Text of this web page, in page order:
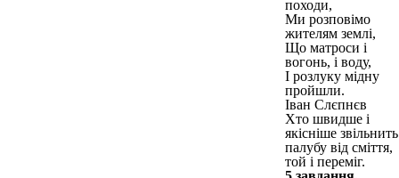
походи,
Ми розповімо
жителям землі,
Що матроси і
вогонь, і воду,
І розлуку мідну
пройшли.
Іван Слєпнєв
Хто швидше і
якісніше звільнить
палубу від сміття,
той і переміг.